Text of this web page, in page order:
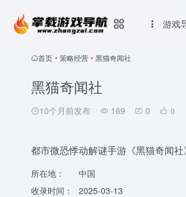
游戏
首页 • 策略经营 • 黑猫奇闻社
黑猫奇闻社
10个月前发布 169 0 0
都市微恐悸动解谜手游《黑猫奇闻
所在地：
中国
收录时间：
2025-03-13